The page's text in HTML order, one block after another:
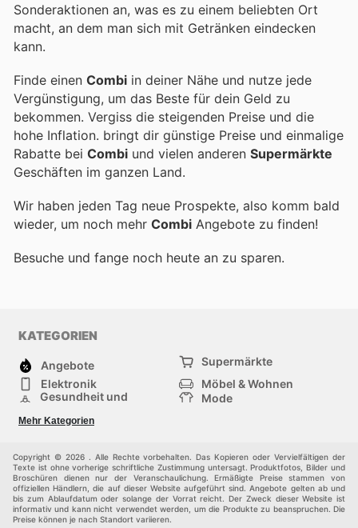
Sonderaktionen an, was es zu einem beliebten Ort
macht, an dem man sich mit Getränken eindecken
kann.
Finde einen Combi in deiner Nähe und nutze jede
Vergünstigung, um das Beste für dein Geld zu
bekommen. Vergiss die steigenden Preise und die
hohe Inflation. bringt dir günstige Preise und einmalige
Rabatte bei Combi und vielen anderen Supermärkte
Geschäften im ganzen Land.
Wir haben jeden Tag neue Prospekte, also komm bald
wieder, um noch mehr Combi Angebote zu finden!
Besuche und fange noch heute an zu sparen.
KATEGORIEN
Angebote
Supermärkte
Elektronik
Möbel & Wohnen
Gesundheit und
Mode
Sportartikel und
Sportbekleidung
Einkaufzentren
Andere
Mehr Kategorien
Copyright © 2026 . Alle Rechte vorbehalten. Das Kopieren oder Vervielfältigen der
Texte ist ohne vorherige schriftliche Zustimmung untersagt. Produktfotos, Bilder und
Broschüren dienen nur der Veranschaulichung. Ermäßigte Preise stammen von
offiziellen Händlern, die auf dieser Website aufgeführt sind. Angebote gelten ab und
bis zum Ablaufdatum oder solange der Vorrat reicht. Der Zweck dieser Website ist
informativ und kann nicht verwendet werden, um die Produkte zu beanspruchen. Die
Preise können je nach Standort variieren.